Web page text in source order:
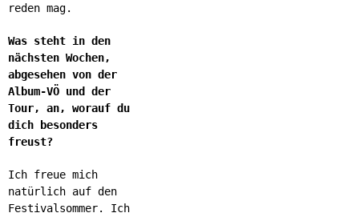
reden mag.
Was steht in den
nächsten Wochen,
abgesehen von der
Album-VÖ und der
Tour, an, worauf du
dich besonders
freust?
Ich freue mich
natürlich auf den
Festivalsommer. Ich